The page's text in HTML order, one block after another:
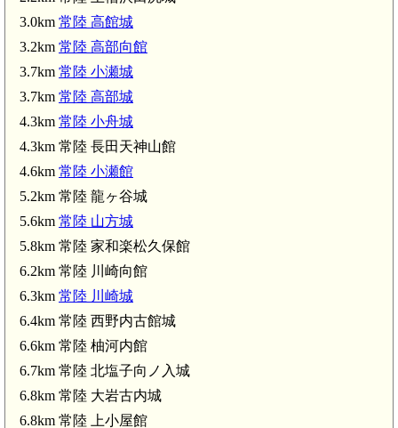
常陸 高館城(3.0km)
常陸 小瀬城(3.7km)
常陸 小瀬館(4.6km)
常陸 川崎城(6.3km)
3.0km 常陸 高館城
3.2km 常陸 高部向館
3.7km 常陸 小瀬城
3.7km 常陸 高部城
4.3km 常陸 小舟城
4.3km 常陸 長田天神山館
4.6km 常陸 小瀬館
5.2km 常陸 龍ヶ谷城
5.6km 常陸 山方城
5.8km 常陸 家和楽松久保館
6.2km 常陸 川崎向館
6.3km 常陸 川崎城
6.4km 常陸 西野内古館城
6.6km 常陸 柚河内館
6.7km 常陸 北塩子向ノ入城
6.8km 常陸 大岩古内城
6.8km 常陸 上小屋館